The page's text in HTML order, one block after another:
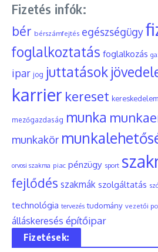
Fizetés infók:
bér bérszámfejtés egészségügy
foglalkoztatás foglalkozás
ipar jog juttatások
karrier kereset kereskedelem
mezőgazdaság munka
munkakör
orvosi szakma piac pénzügy sport
fejlődés szakmák szolgáltatás
technológia tervezés tudomány vezetői
álláskeresés építőipar
Fizetések: